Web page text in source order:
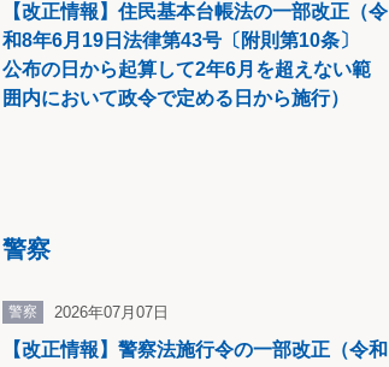
【改正情報】住民基本台帳法の一部改正（令
和8年6月19日法律第43号〔附則第10条〕
公布の日から起算して2年6月を超えない範
囲内において政令で定める日から施行）
警察
警察 2026年07月07日
【改正情報】警察法施行令の一部改正（令和